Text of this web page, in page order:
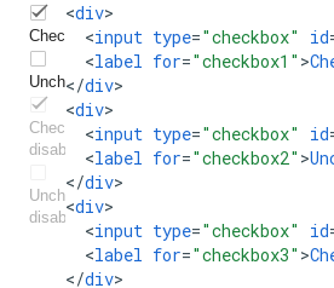
<div
<input type="checkbox" id
<label for="checkbox1" >
</div>
<div
<input type="checkbox" id
<label for="checkbox2" >
</div>
<div
<input type="checkbox" id
<label for="checkbox3" >
</div>